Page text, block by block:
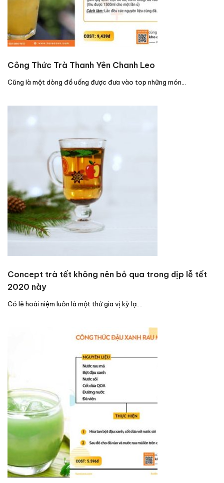
Công Thức Trà Thanh Yên Chanh Leo
Cũng là một dòng đồ uống được đưa vào top những món…
Concept trà tết không nên bỏ qua trong dịp lễ tết
2020 này
Có lẽ hoài niệm luôn là một thứ gia vị kỳ lạ.…